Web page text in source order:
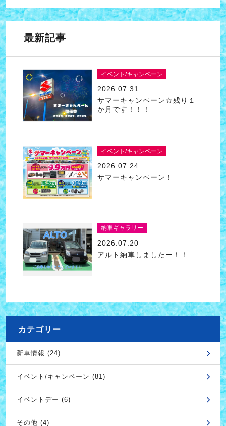
最新記事
イベント/キャンペーン
2026.07.31
サマーキャンペーン☆残り１
か月です！！！
イベント/キャンペーン
2026.07.24
サマーキャンペーン！
納車ギャラリー
2026.07.20
アルト納車しましたー！！
カテゴリー
新車情報 (24)
イベント/キャンペーン (81)
イベントデー (6)
その他 (4)